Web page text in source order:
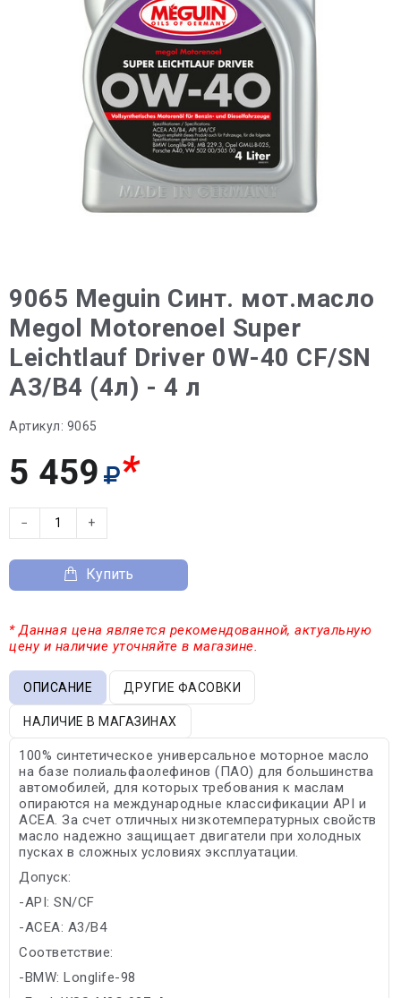
9065 Meguin Синт. мот.масло
Megol Motorenoel Super
Leichtlauf Driver 0W-40 CF/SN
A3/B4 (4л) - 4 л
Артикул: 9065
5 459 *
− +
Купить
* Данная цена является рекомендованной, актуальную
цену и наличие уточняйте в магазине.
ОПИСАНИЕ ДРУГИЕ ФАСОВКИ
НАЛИЧИЕ В МАГАЗИНАХ
100% синтетическое универсальное моторное масло
на базе полиальфаолефинов (ПАО) для большинства
автомобилей, для которых требования к маслам
опираются на международные классификации API и
ACEA. За счет отличных низкотемпературных свойств
масло надежно защищает двигатели при холодных
пусках в сложных условиях эксплуатации.
Допуск:
-API: SN/CF
-ACEA: A3/B4
Соответствие:
-BMW: Longlife-98